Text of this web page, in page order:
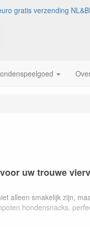
gratis verzending
uw trouwe
alleen smakelijk zijn,
hondensnacks,